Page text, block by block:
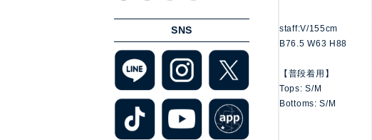
SNS
staff:V/155cm
B76.5 W63 H88
【普段着用】
Tops: S/M
Bottoms: S/M